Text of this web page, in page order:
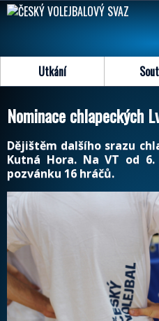
Utkání
Nominace chlapeckých
Dějištěm dalšího srazu
Kutná Hora. Na VT od
pozvánku 16 hráčů.